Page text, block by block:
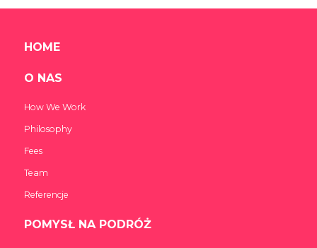
HOME
O NAS
How We Work
Philosophy
Fees
Team
Referencje
POMYSŁ NA PODRÓŻ